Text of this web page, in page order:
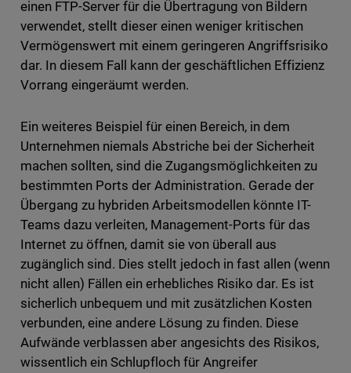
einen FTP-Server für die Übertragung von Bildern
verwendet, stellt dieser einen weniger kritischen
Vermögenswert mit einem geringeren Angriffsrisiko
dar. In diesem Fall kann der geschäftlichen Effizienz
Vorrang eingeräumt werden.
Ein weiteres Beispiel für einen Bereich, in dem
Unternehmen niemals Abstriche bei der Sicherheit
machen sollten, sind die Zugangsmöglichkeiten zu
bestimmten Ports der Administration. Gerade der
Übergang zu hybriden Arbeitsmodellen könnte IT-
Teams dazu verleiten, Management-Ports für das
Internet zu öffnen, damit sie von überall aus
zugänglich sind. Dies stellt jedoch in fast allen (wenn
nicht allen) Fällen ein erhebliches Risiko dar. Es ist
sicherlich unbequem und mit zusätzlichen Kosten
verbunden, eine andere Lösung zu finden. Diese
Aufwände verblassen aber angesichts des Risikos,
wissentlich ein Schlupfloch für Angreifer